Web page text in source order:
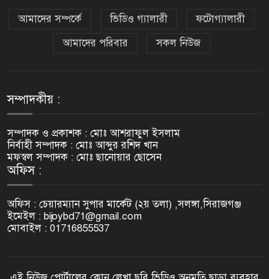
আমাদের সম্পর্কে ভিডিও গ্যালারী
ফটোগ্যালারী
আমাদের পরিবার
সকল নিউজ
সম্পাদকীয় :
সম্পাদক ও প্রকাশক : মোঃ আশরাফুল ইসলাম
নির্বাহী সম্পাদক : মোঃ আব্দুর রশিদ খান
মফস্বল সম্পাদক : মোঃ ছানোয়ার ছোসেন
অফিস :
অফিস : চেয়ারম্যান সুপার মার্কেট (২য় তলা) ,সলঙ্গা,সিরাজগঞ্জ
ইমেইল : bijoybd71@gmail.com
মোবাইল : 01716855537